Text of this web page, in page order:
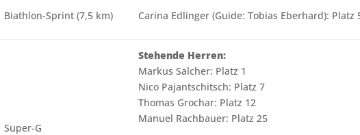
Biathlon-Sprint (7,5 km) Carina Edlinger (Guide: Tobias Eberhard): Platz
Super-G
Stehende Herren:
Markus Salcher: Platz 1
Nico Pajantschitsch: Platz 7
Thomas Grochar: Platz 12
Manuel Rachbauer: Platz 25